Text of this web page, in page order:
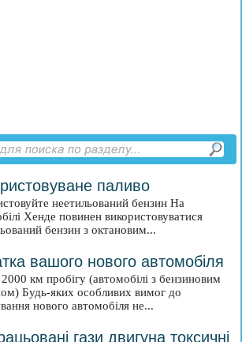
паливо
неетильований бензин На
Хенде повинен використовуватися
бензин з октановим...
вашого нового автомобіля
км пробігу (автомобілі з бензиновим
Будь-яких особливих вимог до
нового автомобіля не...
гази двигуна токсичні